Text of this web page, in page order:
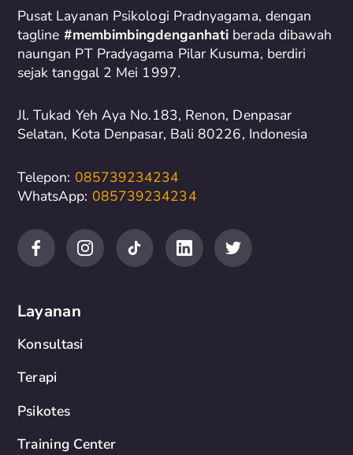
o
r
:
Pusat Layanan Psikologi Pradnyagama, dengan
tagline #membimbingdenganhati berada dibawah
naungan PT Pradyagama Pilar Kusuma, berdiri
sejak tanggal 2 Mei 1997.
Jl. Tukad Yeh Aya No.183, Renon, Denpasar
Selatan, Kota Denpasar, Bali 80226, Indonesia
Telepon: 085739234234
WhatsApp: 085739234234
Layanan
Konsultasi
Terapi
Psikotes
Training Center